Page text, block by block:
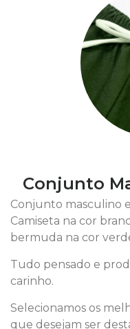
Conjunto
Conjunto masculino
Camiseta na cor
bermuda na cor
Tudo pensado e
carinho.
Selecionamos os
que desejam ser